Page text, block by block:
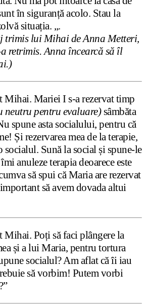
în siguranță acolo. Stau la
situația. „.
trimis lui Mihai de Anna Metteri,
retrimis. Anna încearcă să îl
Mihai. Mariei I s-a rezervat timp
pentru evaluare)sâmbăta
spune asta socialului, pentru că
Și rezervarea mea de la terapie,
socialul. Sună la social și spune-le
anuleze terapia deoarece este
să spui că Maria are rezervat
să avem dovada altui
Mihai. Poți să faci plângere la
și a lui Maria, pentru tortura
socialul? Am aflat că îi iau
să vorbim! Putem vorbi